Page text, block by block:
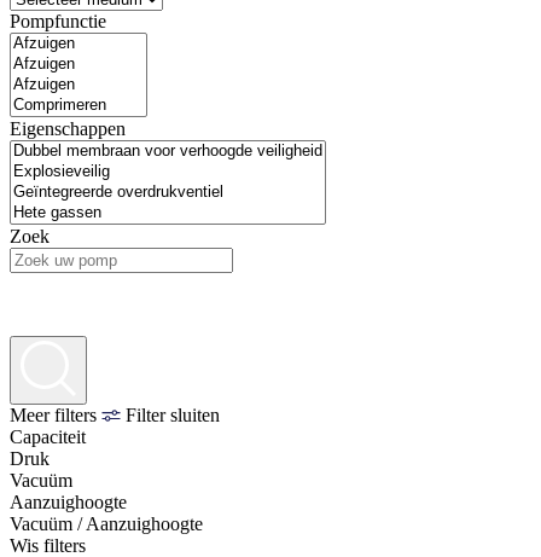
Pompfunctie
Eigenschappen
Zoek
Meer filters
Filter sluiten
Capaciteit
Druk
Vacuüm
Aanzuighoogte
Vacuüm / Aanzuighoogte
Wis filters